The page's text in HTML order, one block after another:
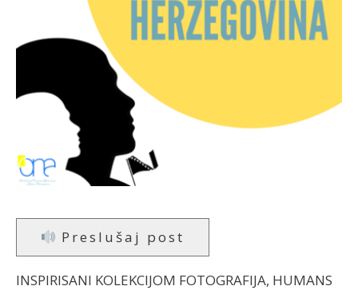
Preslušaj post
INSPIRISANI KOLEKCIJOM FOTOGRAFIJA, HUMANS